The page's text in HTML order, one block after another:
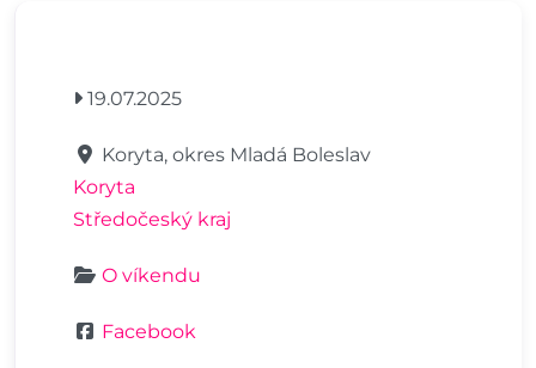
19.07.2025
Koryta, okres Mladá Boleslav
Koryta
Středočeský kraj
O víkendu
Facebook